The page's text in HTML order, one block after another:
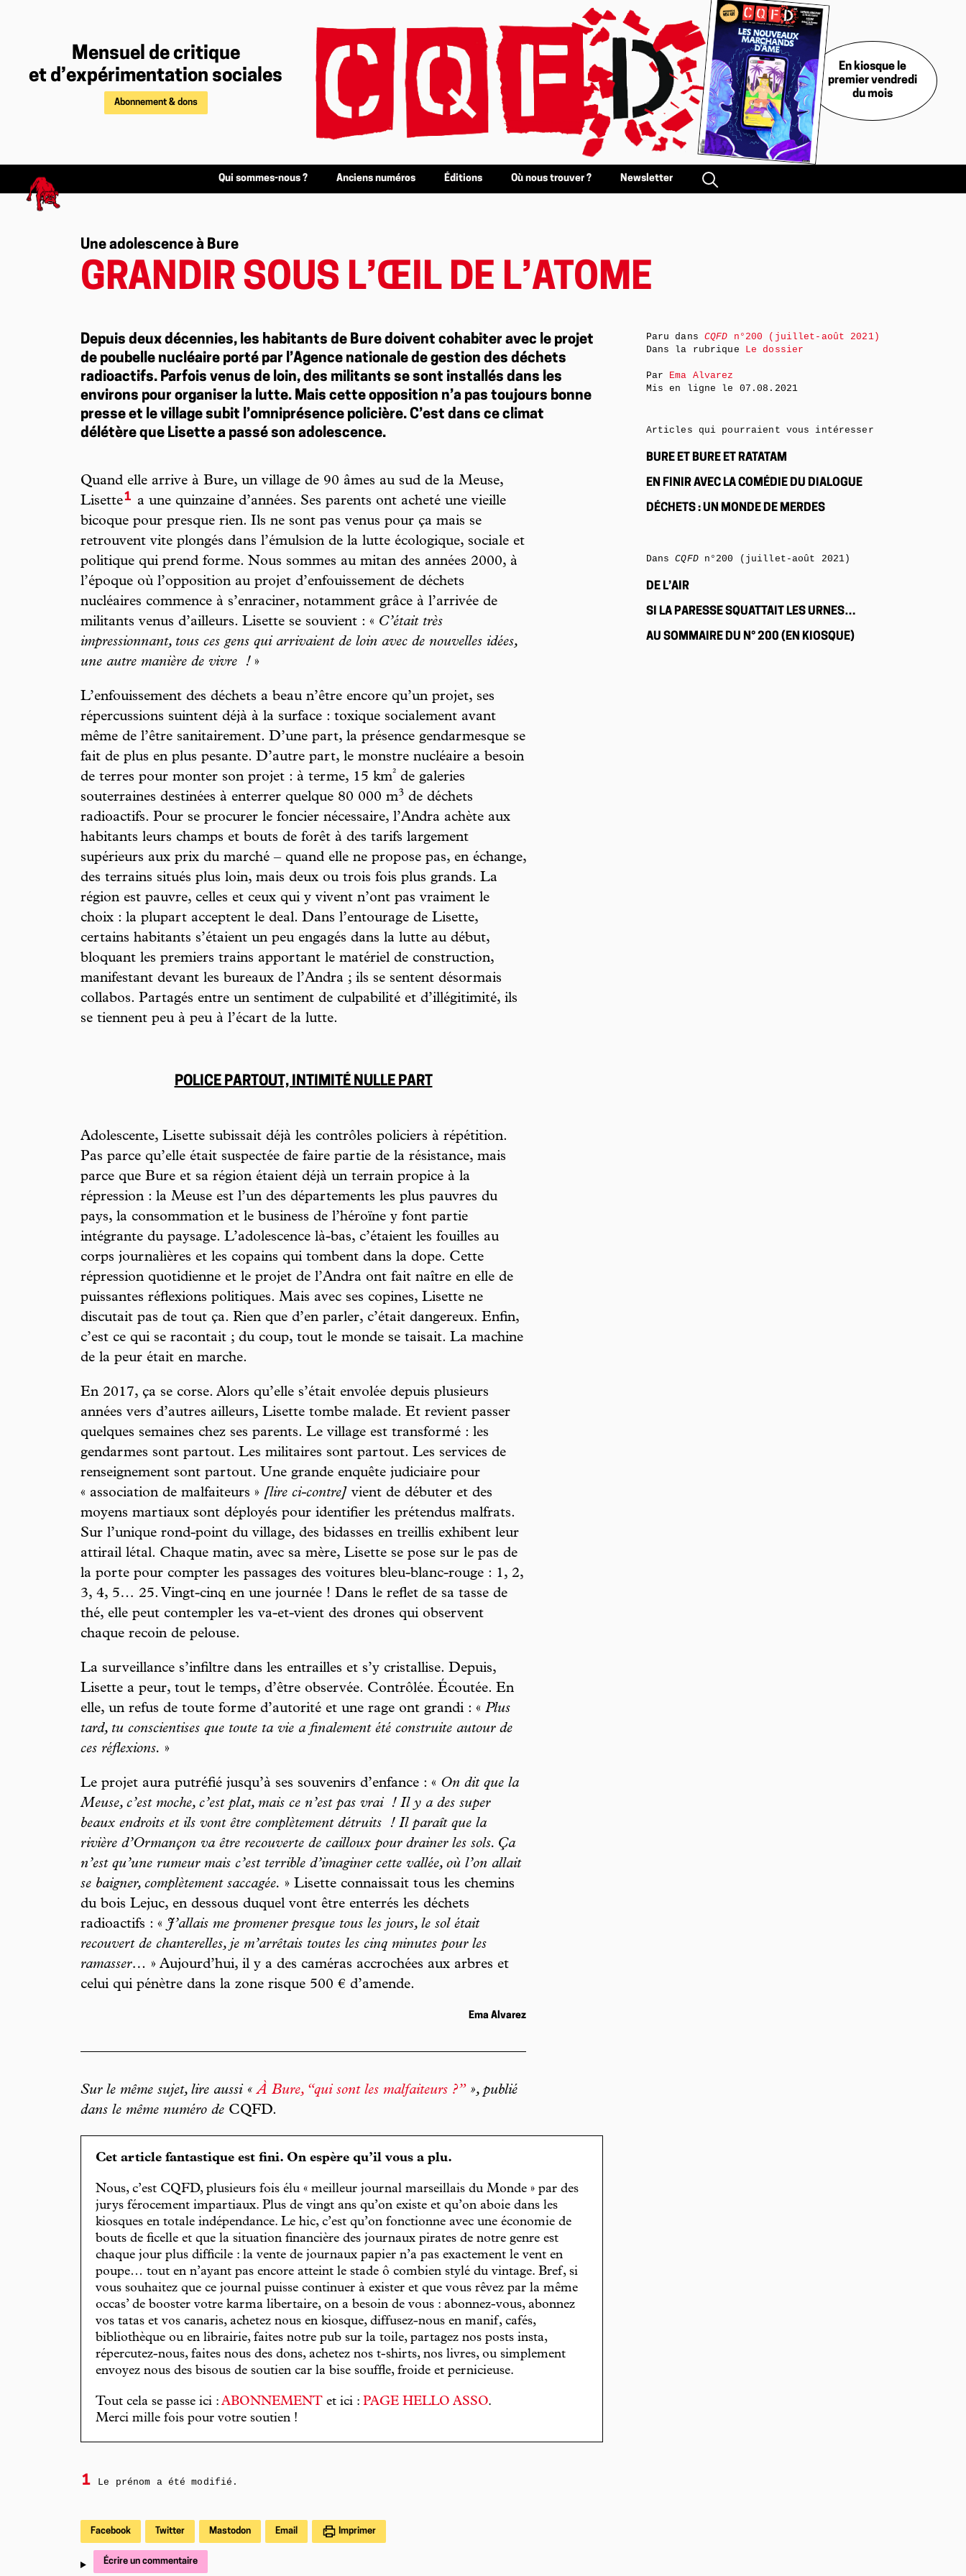
Mensuel de critique
et d’expérimentation sociales
Abonnement & dons
En kiosque le
premier vendredi
du mois
Qui sommes-nous ? Anciens numéros Éditions Où nous trouver ? Newsletter
Une adolescence à Bure
GRANDIR SOUS L’ŒIL DE L’ATOME
Depuis deux décennies, les habitants de Bure doivent cohabiter avec le projet
de poubelle nucléaire porté par l’Agence nationale de gestion des déchets
radioactifs. Parfois venus de loin, des militants se sont installés dans les
environs pour organiser la lutte. Mais cette opposition n’a pas toujours bonne
presse et le village subit l’omniprésence policière. C’est dans ce climat
délétère que Lisette a passé son adolescence.
Quand elle arrive à Bure, un village de 90 âmes au sud de la Meuse,
Lisette1
a une quinzaine d’années. Ses parents ont acheté une vieille
bicoque pour presque rien. Ils ne sont pas venus pour ça mais se
retrouvent vite plongés dans l’émulsion de la lutte écologique, sociale et
politique qui prend forme. Nous sommes au mitan des années 2000, à
l’époque où l’opposition au projet d’enfouissement de déchets
nucléaires commence à s’enraciner, notamment grâce à l’arrivée de
militants venus d’ailleurs. Lisette se souvient : « C’était très
impressionnant, tous ces gens qui arrivaient de loin avec de nouvelles idées,
une autre manière de vivre
! »
L’enfouissement des déchets a beau n’être encore qu’un projet, ses
répercussions suintent déjà à la surface : toxique socialement avant
même de l’être sanitairement. D’une part, la présence gendarmesque se
fait de plus en plus pesante. D’autre part, le monstre nucléaire a besoin
de terres pour monter son projet : à terme, 15 km² de galeries
souterraines destinées à enterrer quelque 80 000 m3 de déchets
radioactifs. Pour se procurer le foncier nécessaire, l’Andra achète aux
habitants leurs champs et bouts de forêt à des tarifs largement
supérieurs aux prix du marché – quand elle ne propose pas, en échange,
des terrains situés plus loin, mais deux ou trois fois plus grands. La
région est pauvre, celles et ceux qui y vivent n’ont pas vraiment le
choix : la plupart acceptent le deal. Dans l’entourage de Lisette,
certains habitants s’étaient un peu engagés dans la lutte au début,
bloquant les premiers trains apportant le matériel de construction,
manifestant devant les bureaux de l’Andra ; ils se sentent désormais
collabos. Partagés entre un sentiment de culpabilité et d’illégitimité, ils
se tiennent peu à peu à l’écart de la lutte.
POLICE PARTOUT, INTIMITÉ NULLE PART
Adolescente, Lisette subissait déjà les contrôles policiers à répétition.
Pas parce qu’elle était suspectée de faire partie de la résistance, mais
parce que Bure et sa région étaient déjà un terrain propice à la
répression : la Meuse est l’un des départements les plus pauvres du
pays, la consommation et le business de l’héroïne y font partie
intégrante du paysage. L’adolescence là-bas, c’étaient les fouilles au
corps journalières et les copains qui tombent dans la dope. Cette
répression quotidienne et le projet de l’Andra ont fait naître en elle de
puissantes réflexions politiques. Mais avec ses copines, Lisette ne
discutait pas de tout ça. Rien que d’en parler, c’était dangereux. Enfin,
c’est ce qui se racontait ; du coup, tout le monde se taisait. La machine
de la peur était en marche.
En 2017, ça se corse. Alors qu’elle s’était envolée depuis plusieurs
années vers d’autres ailleurs, Lisette tombe malade. Et revient passer
quelques semaines chez ses parents. Le village est transformé : les
gendarmes sont partout. Les militaires sont partout. Les services de
renseignement sont partout. Une grande enquête judiciaire pour
« association de malfaiteurs » [lire ci-contre] vient de débuter et des
moyens martiaux sont déployés pour identifier les prétendus malfrats.
Sur l’unique rond-point du village, des bidasses en treillis exhibent leur
attirail létal. Chaque matin, avec sa mère, Lisette se pose sur le pas de
la porte pour compter les passages des voitures bleu-blanc-rouge : 1, 2,
3, 4, 5… 25. Vingt-cinq en une journée ! Dans le reflet de sa tasse de
thé, elle peut contempler les va-et-vient des drones qui observent
chaque recoin de pelouse.
La surveillance s’infiltre dans les entrailles et s’y cristallise. Depuis,
Lisette a peur, tout le temps, d’être observée. Contrôlée. Écoutée. En
elle, un refus de toute forme d’autorité et une rage ont grandi : « Plus
tard, tu conscientises que toute ta vie a finalement été construite autour de
ces réflexions. »
Le projet aura putréfié jusqu’à ses souvenirs d’enfance : « On dit que la
Meuse, c’est moche, c’est plat, mais ce n’est pas vrai
! Il y a des super
beaux endroits et ils vont être complètement détruits
! Il paraît que la
rivière d’Ormançon va être recouverte de cailloux pour drainer les sols. Ça
n’est qu’une rumeur mais c’est terrible d’imaginer cette vallée, où l’on allait
se baigner, complètement saccagée. » Lisette connaissait tous les chemins
du bois Lejuc, en dessous duquel vont être enterrés les déchets
radioactifs : «J’allais me promener presque tous les jours, le sol était
recouvert de chanterelles, je m’arrêtais toutes les cinq minutes pour les
ramasser… » Aujourd’hui, il y a des caméras accrochées aux arbres et
celui qui pénètre dans la zone risque 500 € d’amende.
Ema Alvarez
Sur le même sujet, lire aussi «À Bure, “qui sont les malfaiteurs ?” », publié
dans le même numéro de CQFD.
Cet article fantastique est fini. On espère qu’il vous a plu.
Nous, c’est CQFD, plusieurs fois élu « meilleur journal marseillais du Monde » par des
jurys férocement impartiaux. Plus de vingt ans qu’on existe et qu’on aboie dans les
kiosques en totale indépendance. Le hic, c’est qu’on fonctionne avec une économie de
bouts de ficelle et que la situation financière des journaux pirates de notre genre est
chaque jour plus difficile : la vente de journaux papier n’a pas exactement le vent en
poupe… tout en n’ayant pas encore atteint le stade ô combien stylé du vintage. Bref, si
vous souhaitez que ce journal puisse continuer à exister et que vous rêvez par la même
occas’ de booster votre karma libertaire, on a besoin de vous : abonnez-vous, abonnez
vos tatas et vos canaris, achetez nous en kiosque, diffusez-nous en manif, cafés,
bibliothèque ou en librairie, faites notre pub sur la toile, partagez nos posts insta,
répercutez-nous, faites nous des dons, achetez nos t-shirts, nos livres, ou simplement
envoyez nous des bisous de soutien car la bise souffle, froide et pernicieuse.
Tout cela se passe ici : ABONNEMENT et ici : PAGE HELLO ASSO.
Merci mille fois pour votre soutien !
1 Le prénom a été modifié.
Facebook Twitter Mastodon Email Imprimer
Écrire un commentaire
Paru dans CQFD n°200 (juillet-août 2021)
Dans la rubrique Le dossier
Par Ema Alvarez
Mis en ligne le 07.08.2021
Articles qui pourraient vous intéresser
BURE ET BURE ET RATATAM
EN FINIR AVEC LA COMÉDIE DU DIALOGUE
DÉCHETS : UN MONDE DE MERDES
DansCQFDn°200 (juillet-août 2021)
DE L’AIR
SI LA PARESSE SQUATTAIT LES URNES…
AU SOMMAIRE DU N° 200 (EN KIOSQUE)